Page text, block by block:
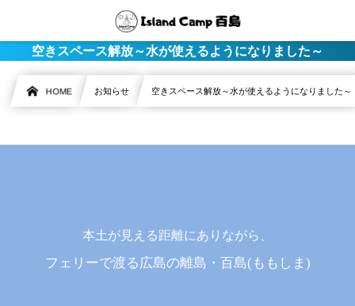
空きスペース解放～水が使えるようになりました～
HOME お知らせ 空きスペース解放～水が使えるようになりました～
本土が見える距離にありながら、
フェリーで渡る広島の離島・百島(ももしま)